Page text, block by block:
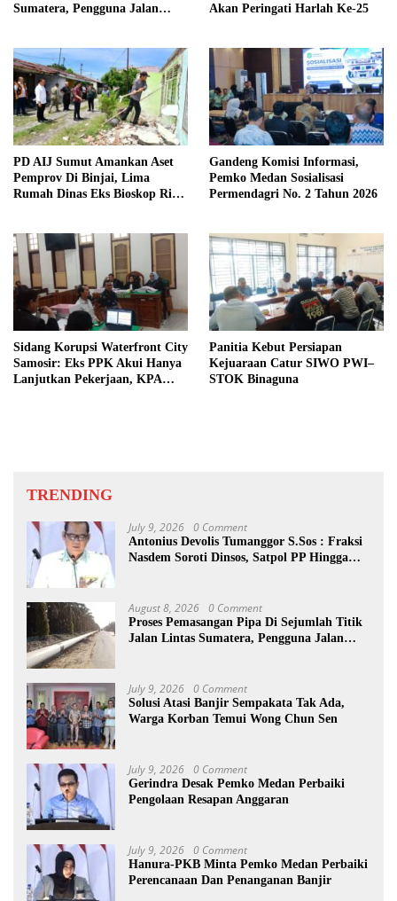
Sumatera, Pengguna Jalan
Akan Peringati Harlah Ke-25
PD AIJ Sumut Amankan Aset
Pemprov Di Binjai, Lima
Rumah Dinas Eks Bioskop Ria
Gandeng Komisi Informasi,
Pemko Medan Sosialisasi
Permendagri No. 2 Tahun 2026
Sidang Korupsi Waterfront City
Samosir: Eks PPK Akui Hanya
Lanjutkan Pekerjaan, KPA
Panitia Kebut Persiapan
Kejuaraan Catur SIWO PWI–
STOK Binaguna
TRENDING
July 9, 2026 0 Comment
Antonius Devolis Tumanggor S.Sos : Fraksi
Nasdem Soroti Dinsos, Satpol PP Hingga
August 8, 2026 0 Comment
Proses Pemasangan Pipa Di Sejumlah Titik
Jalan Lintas Sumatera, Pengguna Jalan
July 9, 2026 0 Comment
Solusi Atasi Banjir Sempakata Tak Ada,
Warga Korban Temui Wong Chun Sen
July 9, 2026 0 Comment
Gerindra Desak Pemko Medan Perbaiki
Pengolaan Resapan Anggaran
July 9, 2026 0 Comment
Hanura-PKB Minta Pemko Medan Perbaiki
Perencanaan Dan Penanganan Banjir